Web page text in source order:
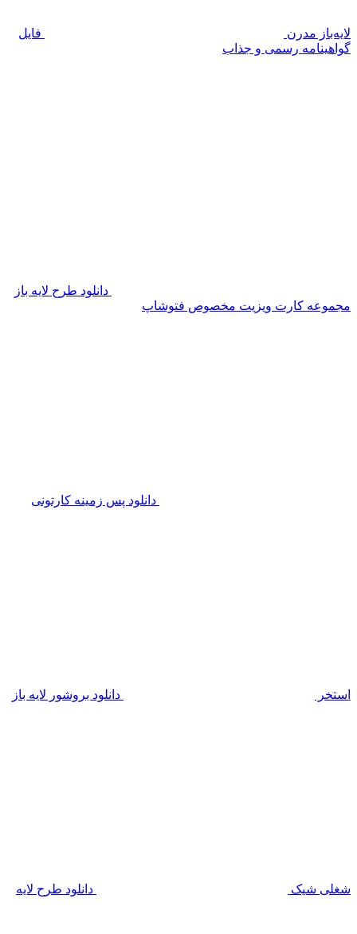
لایه‌باز مدرن
فایل
گواهینامه رسمی و جذاب
دانلود طرح لایه باز
مجموعه کارت ویزیت مخصوص فتوشاپ
دانلود پس زمینه کارتونی
استخر دانلود بروشور لایه باز
شغلی شیک دانلود طرح لایه